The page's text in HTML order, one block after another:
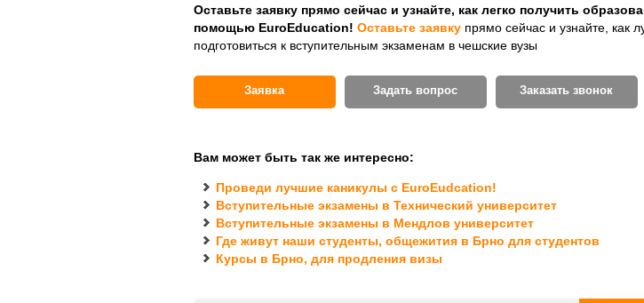
Оставьте заявку прямо сейчас и узнайте, как легко получить
помощью EuroEducation! Оставьте заявкупрямо сейчас и узнайте, как
подготовиться к вступительным экзаменам в чешские вузы
Заявка Задать вопрос Заказать звонок
Вам может быть так же интересно:
Проведи лучшие каникулы с EuroEudcation!
Вступительные экзамены в Технический университет
Вступительные экзамены в Мендлов университет
Где живут наши студенты, общежития в Брно для студентов
Курсы в Брно, для продления визы